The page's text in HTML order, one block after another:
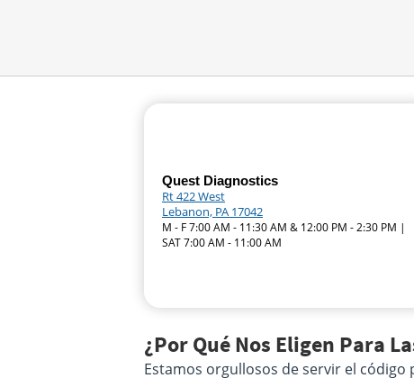
Quest Diagnostics
Rt 422 West
Lebanon, PA 17042
M - F 7:00 AM - 11:30 AM & 12:00 PM - 2:30 PM |
SAT 7:00 AM - 11:00 AM
¿Por Qué Nos Eligen Para
Estamos orgullosos de servir el código